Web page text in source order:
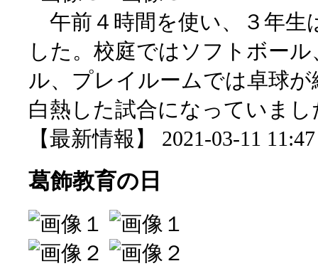
午前４時間を使い、３年生
した。校庭ではソフトボー
ル、プレイルームでは卓球
白熱した試合になっていまし
【最新情報】 2021-03-11
葛飾教育の日